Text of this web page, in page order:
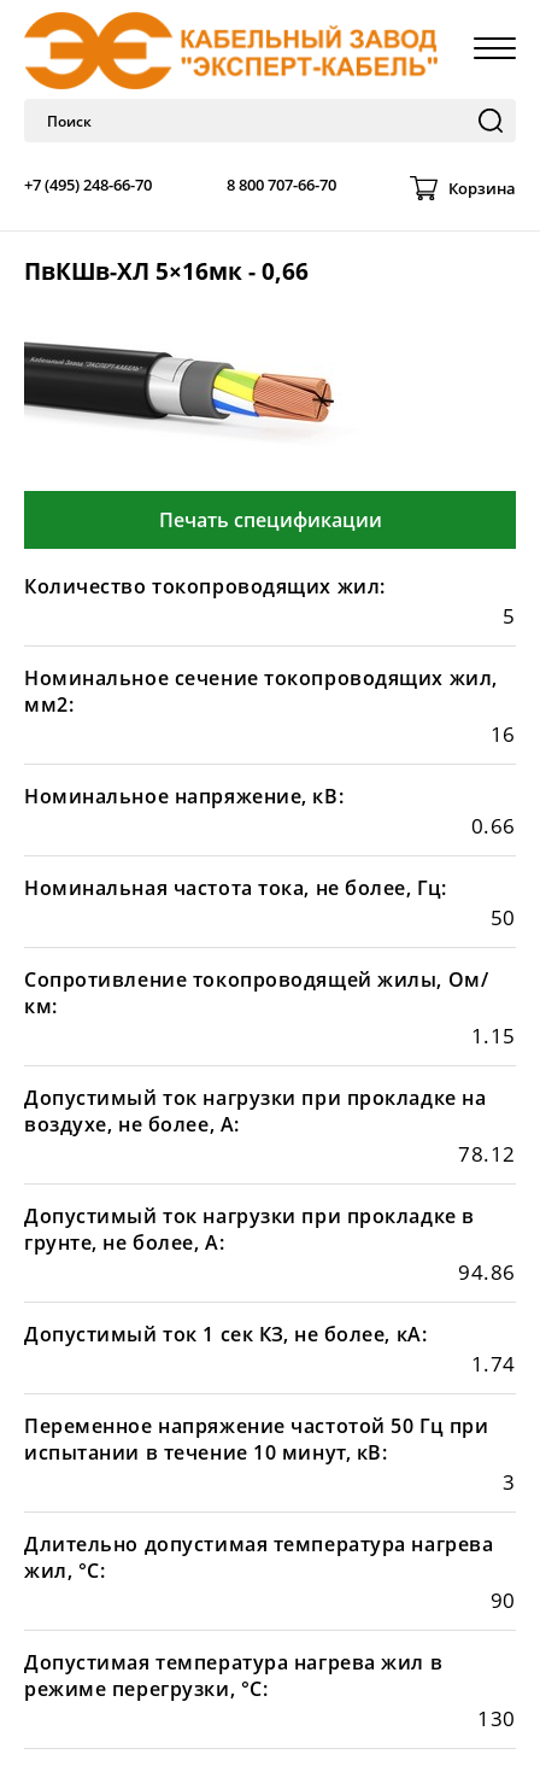
+7 (495) 248-66-70 8 800 707-66-70 Корзина
ПвКШв-ХЛ 5×16мк - 0,66
Печать спецификации
Количество токопроводящих жил:
5
Номинальное сечение токопроводящих жил,
мм2:
16
Номинальное напряжение, кВ:
0.66
Номинальная частота тока, не более, Гц:
50
Сопротивление токопроводящей жилы, Ом/
км:
1.15
Допустимый ток нагрузки при прокладке на
воздухе, не более, А:
78.12
Допустимый ток нагрузки при прокладке в
грунте, не более, А:
94.86
Допустимый ток 1 сек КЗ, не более, кА:
1.74
Переменное напряжение частотой 50 Гц при
испытании в течение 10 минут, кВ:
3
Длительно допустимая температура нагрева
жил, °С:
90
Допустимая температура нагрева жил в
режиме перегрузки, °С:
130